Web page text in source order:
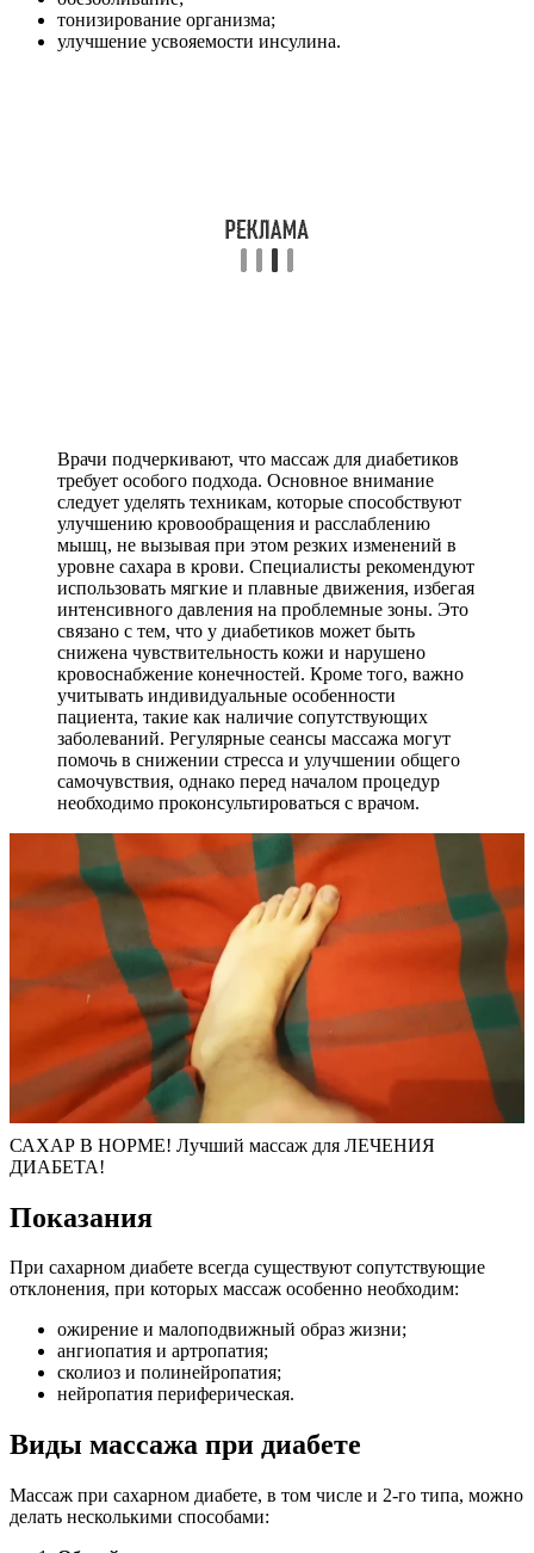
тонизирование организма;
улучшение усвояемости инсулина.
Врачи подчеркивают, что массаж для диабетиков
требует особого подхода. Основное внимание
следует уделять техникам, которые способствуют
улучшению кровообращения и расслаблению
мышц, не вызывая при этом резких изменений в
уровне сахара в крови. Специалисты рекомендуют
использовать мягкие и плавные движения, избегая
интенсивного давления на проблемные зоны. Это
связано с тем, что у диабетиков может быть
снижена чувствительность кожи и нарушено
кровоснабжение конечностей. Кроме того, важно
учитывать индивидуальные особенности
пациента, такие как наличие сопутствующих
заболеваний. Регулярные сеансы массажа могут
помочь в снижении стресса и улучшении общего
самочувствия, однако перед началом процедур
необходимо проконсультироваться с врачом.
САХАР В НОРМЕ! Лучший массаж для ЛЕЧЕНИЯ
ДИАБЕТА!
Показания
При сахарном диабете всегда существуют сопутствующие
отклонения, при которых массаж особенно необходим:
ожирение и малоподвижный образ жизни;
ангиопатия и артропатия;
сколиоз и полинейропатия;
нейропатия периферическая.
Виды массажа при диабете
Массаж при сахарном диабете, в том числе и 2-го типа, можно
делать несколькими способами: